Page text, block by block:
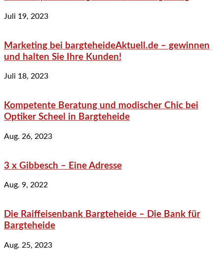
Juli 19, 2023
Marketing bei bargteheideAktuell.de – gewinnen
und halten Sie Ihre Kunden!
Juli 18, 2023
Kompetente Beratung und modischer Chic bei
Optiker Scheel in Bargteheide
Aug. 26, 2023
3 x Gibbesch – Eine Adresse
Aug. 9, 2022
Die Raiffeisenbank Bargteheide – Die Bank für
Bargteheide
Aug. 25, 2023